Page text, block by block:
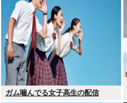
ガム噛んでる女子高生の配信